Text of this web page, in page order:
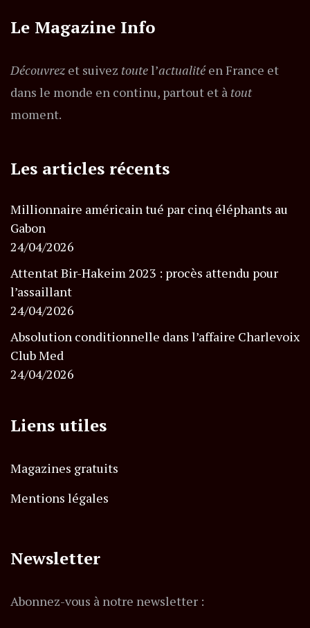
Le Magazine Info
Découvrez et suivez toutel’actualitéen France et
dans le monde en continu, partout et à tout
moment.
Les articles récents
Millionnaire américain tué par cinq éléphants au
Gabon
24/04/2026
Attentat Bir-Hakeim 2023 : procès attendu pour
l’assaillant
24/04/2026
Absolution conditionnelle dans l’affaire Charlevoix
Club Med
24/04/2026
Liens utiles
Magazines gratuits
Mentions légales
Newsletter
Abonnez-vous à notre newsletter :